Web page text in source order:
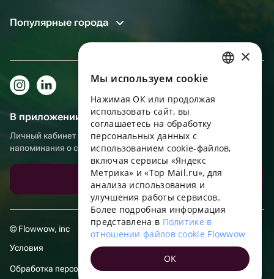
Популярные города
В приложении еще удобнее!
Личный кабинет получателя, больше бонусов за покупки и
напоминания о событиях
Скачать приложение
© Flowwow, inc
Условия
Обработка персональных данных
ENGLISH
UKRAINIAN
PORTUGUESE
FRENCH
TURKISH
×
Мы используем сookie
Нажимая ОК или продолжая
использовать сайт, вы
соглашаетесь на обработку
персональных данных с
использованием cookie-файлов,
включая сервисы «Яндекс
Метрика» и «Top Mail.ru», для
анализа использования и
улучшения работы сервисов.
Более подробная информация
представлена в Политике в
отношении файлов cookie Flowwow
OK